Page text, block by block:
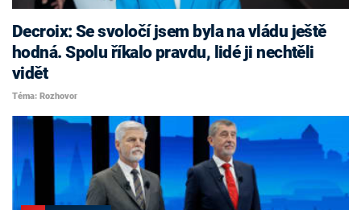
Decroix: Se svoločí jsem byla na vládu ještě
hodná. Spolu říkalo pravdu, lidé ji nechtěli
vidět
Téma: Rozhovor